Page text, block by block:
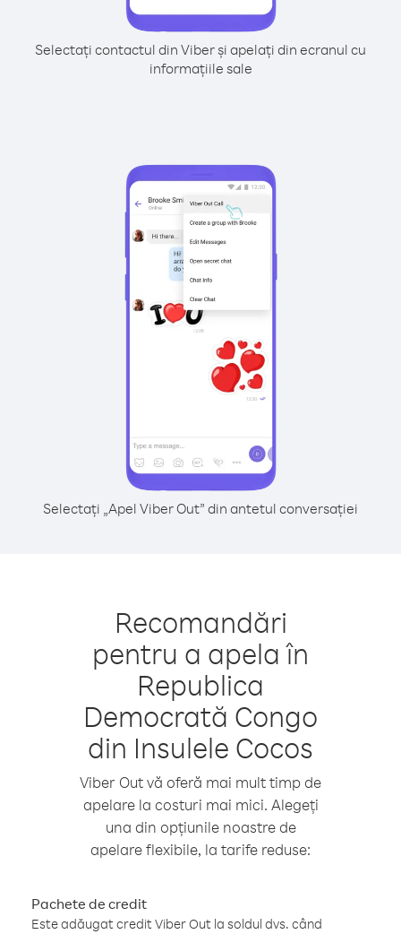
Selectați contactul din Viber și apelați din ecranul cu
informațiile sale
Selectați „Apel Viber Out” din antetul conversației
Recomandări
pentru a apela în
Republica
Democrată Congo
din Insulele Cocos
Viber Out vă oferă mai mult timp de
apelare la costuri mai mici. Alegeți
una din opțiunile noastre de
apelare flexibile, la tarife reduse:
Pachete de credit
Este adăugat credit Viber Out la soldul dvs. când